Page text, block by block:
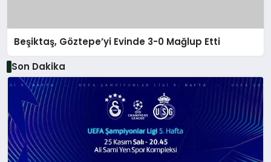
Beşiktaş, Göztepe’yi Evinde 3-0 Mağlup Etti
Son Dakika